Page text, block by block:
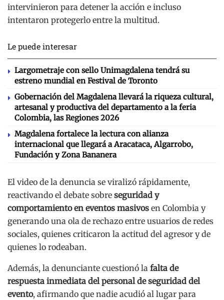
intervinieron para detener la acción e incluso
intentaron protegerlo entre la multitud.
Le puede interesar
Largometraje con sello Unimagdalena tendrá su
estreno mundial en Festival de Toronto
Gobernación del Magdalena llevará la riqueza cultural,
artesanal y productiva del departamento a la feria
Colombia, las Regiones 2026
Magdalena fortalece la lectura con alianza
internacional que llegará a Aracataca, Algarrobo,
Fundación y Zona Bananera
El video de la denuncia se viralizó rápidamente,
reactivando el debate sobre seguridad y
comportamiento en eventos masivos en Colombia y
generando una ola de rechazo entre usuarios de redes
sociales, quienes criticaron la actitud del agresor y de
quienes lo rodeaban.
Además, la denunciante cuestionó la falta de
respuesta inmediata del personal de seguridad del
evento, afirmando que nadie acudió al lugar para